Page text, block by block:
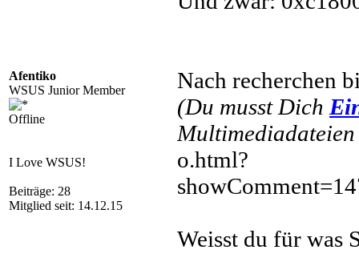
Afentiko
WSUS Junior Member
Offline
I Love WSUS!
Beiträge: 28
Mitglied seit: 14.12.15
Nach recherchen
(Du musst Dich
o.html?
Weisst du für was